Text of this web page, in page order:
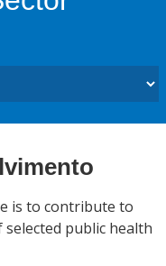
is to contribute to
public health